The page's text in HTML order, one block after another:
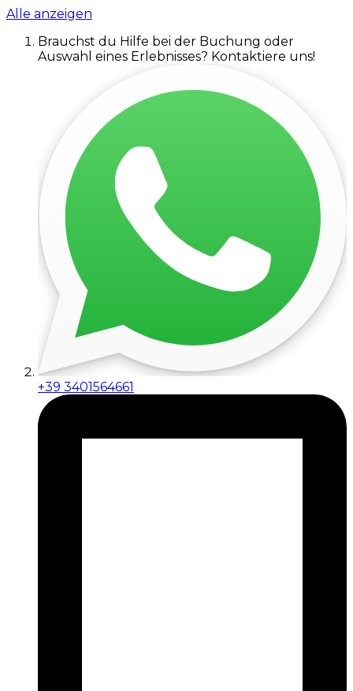
Alle anzeigen
Brauchst du Hilfe bei der Buchung oder
Auswahl eines Erlebnisses? Kontaktiere uns!
+39 3401564661